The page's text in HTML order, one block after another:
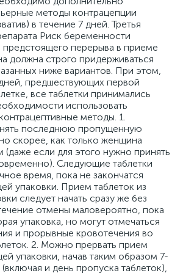
методы контрацепции
в течение 7 дней. Третья
Риск беременности
предстоящего перерыва в приеме
должна строго придерживаться
ниже вариантов. При этом,
предшествующих первой
все таблетки принимались
использовать
методы. 1.
последнюю пропущенную
скорее, как только женщина
если для этого нужно принять
Следующие таблетки
время, пока не закончатся
упаковки. Прием таблеток из
следует начать сразу же без
отмены маловероятно, пока
упаковка, но могут отмечаться
и прорывные кровотечения во
2. Можно прервать прием
упаковки, начав таким образом 7-
и день пропуска таблеток),